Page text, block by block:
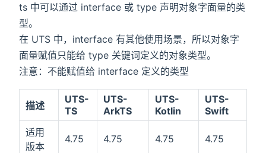
ts 中可以通过 interface 或 type 声明对象字面量的类
型。
在 UTS 中，interface 有其他使用场景，所以对象字
面量赋值只能给 type 关键词定义的对象类型。
注意：不能赋值给 interface 定义的类型
描述
UTS-
TS
UTS-
ArkTS
UTS-
Kotlin
UTS-
Swift
适用
版本
4.75 4.75 4.75 4.75